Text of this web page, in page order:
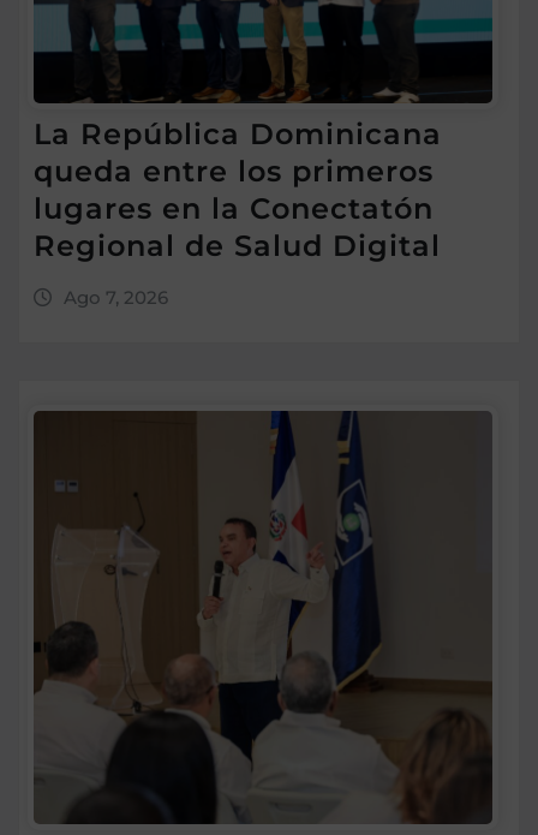
La República Dominicana
queda entre los primeros
lugares en la Conectatón
Regional de Salud Digital
Ago 7, 2026